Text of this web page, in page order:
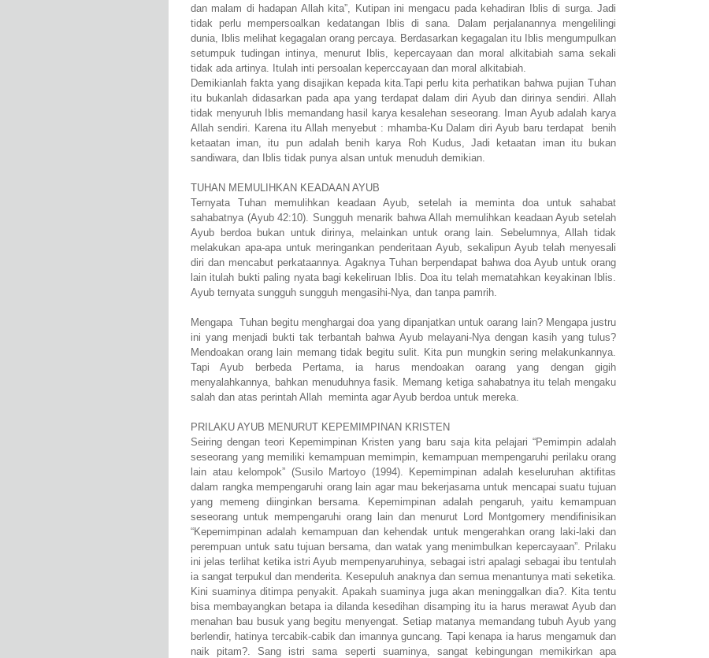
dan malam di hadapan Allah kita”, Kutipan ini mengacu pada kehadiran Iblis di surga. Jadi
tidak perlu mempersoalkan kedatangan Iblis di sana. Dalam perjalanannya mengelilingi
dunia, Iblis melihat kegagalan orang percaya. Berdasarkan kegagalan itu Iblis mengumpulkan
setumpuk tudingan intinya, menurut Iblis, kepercayaan dan moral alkitabiah sama sekali
tidak ada artinya. Itulah inti persoalan keperccayaan dan moral alkitabiah.
Demikianlah fakta yang disajikan kepada kita.Tapi perlu kita perhatikan bahwa pujian Tuhan
itu bukanlah didasarkan pada apa yang terdapat dalam diri Ayub dan dirinya sendiri. Allah
tidak menyuruh Iblis memandang hasil karya kesalehan seseorang. Iman Ayub adalah karya
Allah sendiri. Karena itu Allah menyebut : mhamba-Ku Dalam diri Ayub baru terdapat benih
ketaatan iman, itu pun adalah benih karya Roh Kudus, Jadi ketaatan iman itu bukan
sandiwara, dan Iblis tidak punya alsan untuk menuduh demikian.
TUHAN MEMULIHKAN KEADAAN AYUB
Ternyata Tuhan memulihkan keadaan Ayub, setelah ia meminta doa untuk sahabat
sahabatnya (Ayub 42:10). Sungguh menarik bahwa Allah memulihkan keadaan Ayub setelah
Ayub berdoa bukan untuk dirinya, melainkan untuk orang lain. Sebelumnya, Allah tidak
melakukan apa-apa untuk meringankan penderitaan Ayub, sekalipun Ayub telah menyesali
diri dan mencabut perkataannya. Agaknya Tuhan berpendapat bahwa doa Ayub untuk orang
lain itulah bukti paling nyata bagi kekeliruan Iblis. Doa itu telah mematahkan keyakinan Iblis.
Ayub ternyata sungguh sungguh mengasihi-Nya, dan tanpa pamrih.
Mengapa Tuhan begitu menghargai doa yang dipanjatkan untuk oarang lain? Mengapa justru
ini yang menjadi bukti tak terbantah bahwa Ayub melayani-Nya dengan kasih yang tulus?
Mendoakan orang lain memang tidak begitu sulit. Kita pun mungkin sering melakunkannya.
Tapi Ayub berbeda Pertama, ia harus mendoakan oarang yang dengan gigih
menyalahkannya, bahkan menuduhnya fasik. Memang ketiga sahabatnya itu telah mengaku
salah dan atas perintah Allah meminta agar Ayub berdoa untuk mereka.
PRILAKU AYUB MENURUT KEPEMIMPINAN KRISTEN
Seiring dengan teori Kepemimpinan Kristen yang baru saja kita pelajari “Pemimpin adalah
seseorang yang memiliki kemampuan memimpin, kemampuan mempengaruhi perilaku orang
lain atau kelompok” (Susilo Martoyo (1994). Kepemimpinan adalah keseluruhan aktifitas
dalam rangka mempengaruhi orang lain agar mau bekerjasama untuk mencapai suatu tujuan
yang memeng diinginkan bersama. Kepemimpinan adalah pengaruh, yaitu kemampuan
seseorang untuk mempengaruhi orang lain dan menurut Lord Montgomery mendifinisikan
“Kepemimpinan adalah kemampuan dan kehendak untuk mengerahkan orang laki-laki dan
perempuan untuk satu tujuan bersama, dan watak yang menimbulkan kepercayaan”. Prilaku
ini jelas terlihat ketika istri Ayub mempenyaruhinya, sebagai istri apalagi sebagai ibu tentulah
ia sangat terpukul dan menderita. Kesepuluh anaknya dan semua menantunya mati seketika.
Kini suaminya ditimpa penyakit. Apakah suaminya juga akan meninggalkan dia?. Kita tentu
bisa membayangkan betapa ia dilanda kesedihan disamping itu ia harus merawat Ayub dan
menahan bau busuk yang begitu menyengat. Setiap matanya memandang tubuh Ayub yang
berlendir, hatinya tercabik-cabik dan imannya guncang. Tapi kenapa ia harus mengamuk dan
naik pitam?. Sang istri sama seperti suaminya, sangat kebingungan memikirkan apa